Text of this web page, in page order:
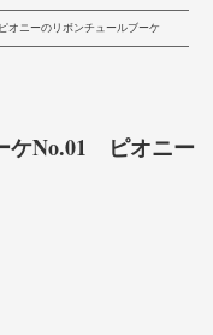
オニーのリボンチュールブーケ
ケNo.01 ピオニー